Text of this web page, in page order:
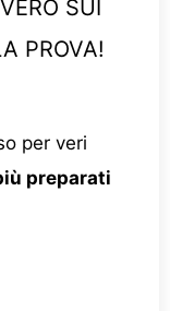
SUI
PROVA!
per veri
preparati